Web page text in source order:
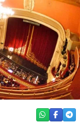
WHATSAPP